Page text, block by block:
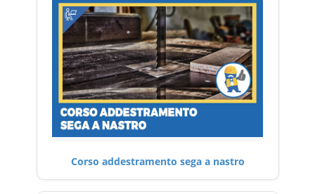
Corso addestramento sega a nastro